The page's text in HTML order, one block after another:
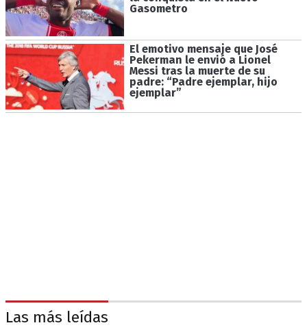
Gasometro
El emotivo mensaje que José
Pekerman le envió a Lionel
Messi tras la muerte de su
padre: “Padre ejemplar, hijo
ejemplar”
Las más leídas